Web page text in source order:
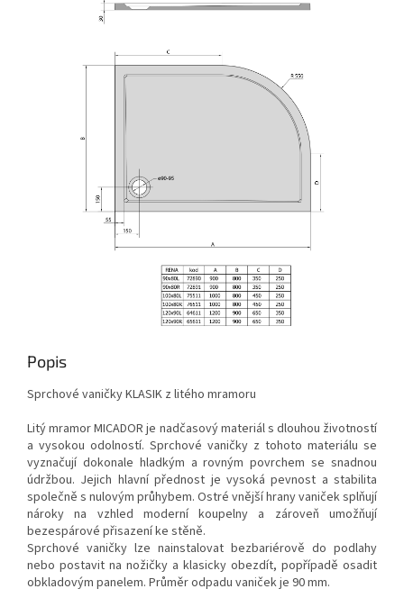
Popis
Sprchové vaničky KLASIK z litého mramoru
Litý mramor MICADOR je nadčasový materiál s dlouhou životností
a vysokou odolností. Sprchové vaničky z tohoto materiálu se
vyznačují dokonale hladkým a rovným povrchem se snadnou
údržbou. Jejich hlavní přednost je vysoká pevnost a stabilita
společně s nulovým průhybem. Ostré vnější hrany vaniček splňují
nároky na vzhled moderní koupelny a zároveň umožňují
bezespárové přisazení ke stěně.
Sprchové vaničky lze nainstalovat bezbariérově do podlahy
nebo postavit na nožičky a klasicky obezdít, popřípadě osadit
obkladovým panelem. Průměr odpadu vaniček je 90 mm.